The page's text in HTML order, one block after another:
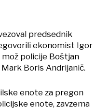
predsednik
ekonomist Igor
policije Boštjan
Boris Andrijanič.
enote za pregon
enote, zavzema